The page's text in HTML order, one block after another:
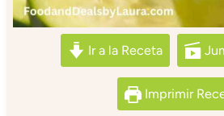
Ir a la Receta
Imprimir